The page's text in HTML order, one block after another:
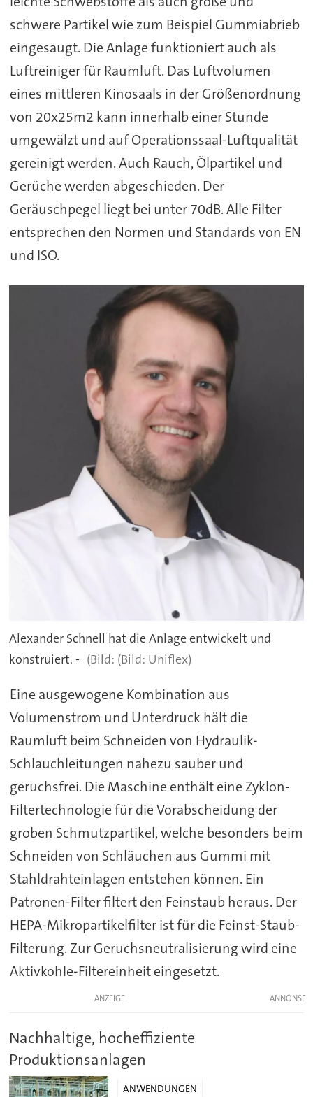
schwere Partikel wie zum Beispiel Gummiabrieb
eingesaugt. Die Anlage funktioniert auch als
Luftreiniger für Raumluft. Das Luftvolumen
eines mittleren Kinosaals in der Größenordnung
von 20x25m2 kann innerhalb einer Stunde
umgewälzt und auf Operationssaal-Luftqualität
gereinigt werden. Auch Rauch, Ölpartikel und
Gerüche werden abgeschieden. Der
Geräuschpegel liegt bei unter 70dB. Alle Filter
entsprechen den Normen und Standards von EN
und ISO.
Alexander Schnell hat die Anlage entwickelt und
konstruiert. -
(Bild: Uniflex)
Eine ausgewogene Kombination aus
Volumenstrom und Unterdruck hält die
Raumluft beim Schneiden von Hydraulik-
Schlauchleitungen nahezu sauber und
geruchsfrei. Die Maschine enthält eine Zyklon-
Filtertechnologie für die Vorabscheidung der
groben Schmutzpartikel, welche besonders beim
Schneiden von Schläuchen aus Gummi mit
Stahldrahteinlagen entstehen können. Ein
Patronen-Filter filtert den Feinstaub heraus. Der
HEPA-Mikropartikelfilter ist für die Feinst-Staub-
Filterung. Zur Geruchsneutralisierung wird eine
Aktivkohle-Filtereinheit eingesetzt.
ANZEIGE
Nachhaltige, hocheffiziente
Produktionsanlagen
ANWENDUNGEN